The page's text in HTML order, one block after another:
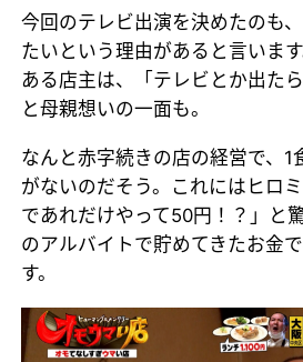
今回のテレビ出演を決めたのも
たいという理由があると言いま
ある店主は、「テレビとか出た
と母親想いの一面も。
なんと赤字続きの店の経営で、1
がないのだそう。これにはヒロ
であれだけやって50円！？」と
のアルバイトで貯めてきたお金
す。